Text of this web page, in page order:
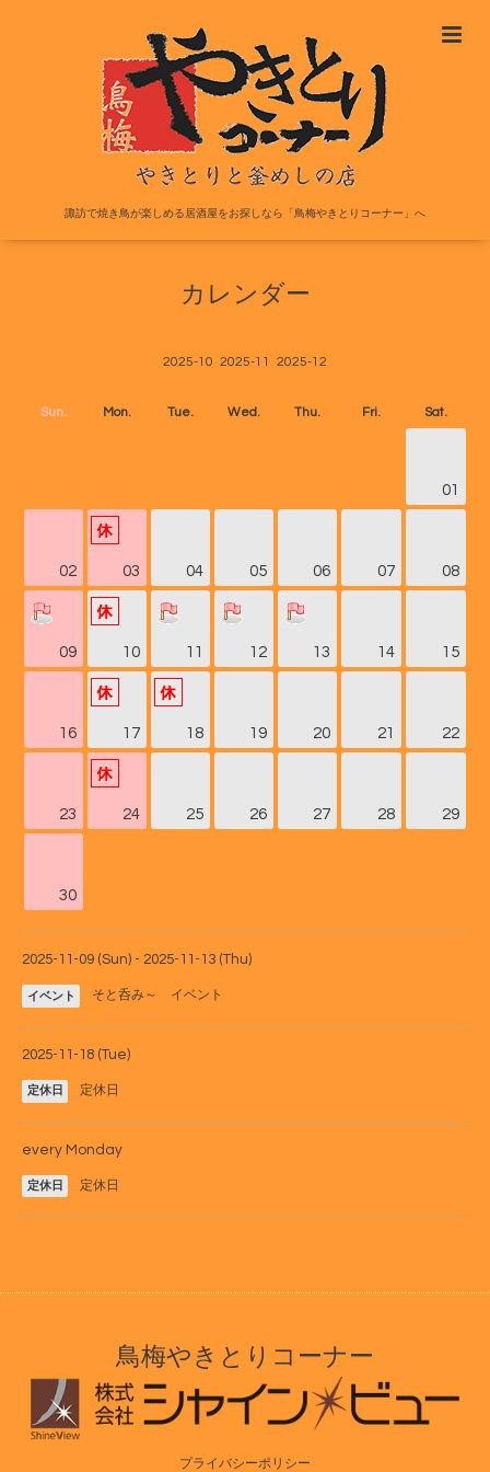
諏訪で焼き鳥が楽しめる居酒屋をお探しなら「鳥梅やきとりコーナー」へ
カレンダー
2025-10 2025-11 2025-12
Sun. Mon. Tue. Wed. Thu. Fri. Sat.
01
02 03 04 05 06 07 08
09 10 11 12 13 14 15
16 17 18 19 20 21 22
23 24 25 26 27 28 29
30
2025-11-09 (Sun) - 2025-11-13 (Thu)
イベント そと呑み～ イベント
2025-11-18 (Tue)
定休日 定休日
every Monday
定休日 定休日
鳥梅やきとりコーナー
プライバシーポリシー